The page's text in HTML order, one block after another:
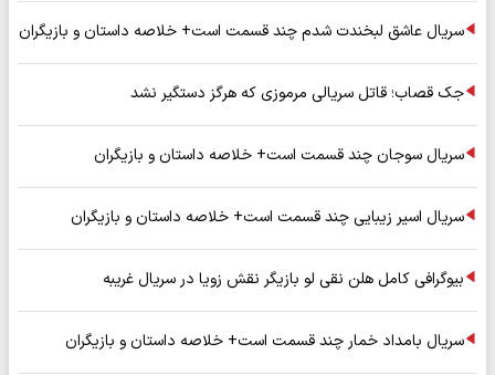
سریال عاشق لبخندت شدم چند قسمت است+ خلاصه داستان و بازیگران
جک قصاب؛ قاتل سریالی مرموزی که هرگز دستگیر نشد
سریال سوجان چند قسمت است+ خلاصه داستان و بازیگران
سریال اسیر زیبایی چند قسمت است+ خلاصه داستان و بازیگران
بیوگرافی کامل هلن نقی لو بازیگر نقش زویا در سریال غریبه
سریال بامداد خمار چند قسمت است+ خلاصه داستان و بازیگران